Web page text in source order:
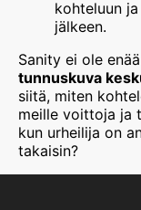
kohteluun
jälkeen.
Sanity ei ole
tunnuskuva
siitä, miten
meille voittoja ja
kun urheilija on
takaisin?